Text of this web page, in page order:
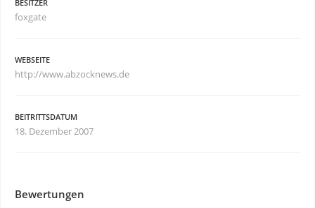
BESITZER
foxgate
WEBSEITE
http://www.abzocknews.de
BEITRITTSDATUM
18. Dezember 2007
Bewertungen